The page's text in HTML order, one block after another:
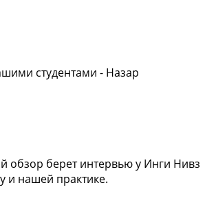
студентами - Назар
обзор берет интервью у Инги Нивз
и нашей практике.